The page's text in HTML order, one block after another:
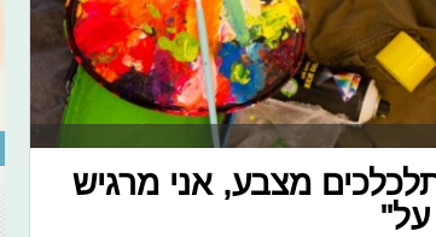
מצבע, אני מרגיש
על"